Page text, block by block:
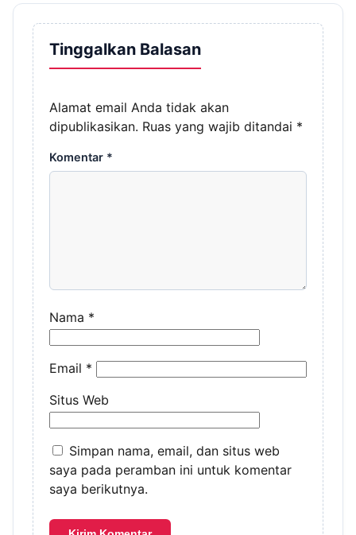
Tinggalkan Balasan
Alamat email Anda tidak akan
dipublikasikan. Ruas yang wajib ditandai *
Komentar *
Nama *
Email *
Situs Web
Simpan nama, email, dan situs web
saya pada peramban ini untuk komentar
saya berikutnya.